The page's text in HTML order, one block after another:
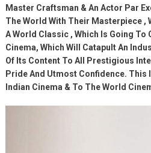
Master Craftsman & An Actor Par
The World With Their Masterpiece ,
A World Classic , Which Is Going To
Cinema, Which Will Catapult An
Of Its Content To All Prestigious
Pride And Utmost Confidence. This
Indian Cinema & To The World